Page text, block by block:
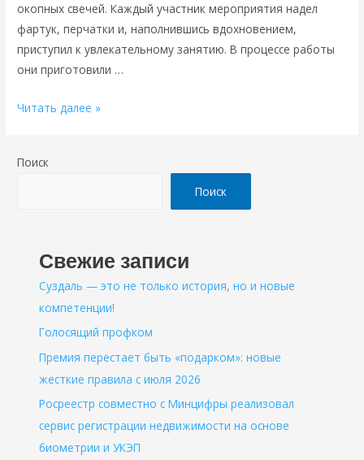
окопных свечей. Каждый участник мероприятия надел
фартук, перчатки и, наполнившись вдохновением,
приступил к увлекательному занятию. В процессе работы
они приготовили …
Мы
СВОими!
Читать далее »
Поиск
Поиск
Свежие записи
Суздаль — это не только история, но и новые
компетенции!
Голосящий профком
Премия перестает быть «подарком»: новые
жесткие правила с июля 2026
Росреестр совместно с Минцифры реализовал
сервис регистрации недвижимости на основе
биометрии и УКЭП